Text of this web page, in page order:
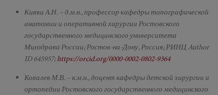
Кивва А.Н. – д.м.н., профессор кафедры топографической
анатомии и оперативной хирургии Ростовского
государственного медицинского университета
Минздрава России; Ростов-на-Дону, Россия; РИНЦ Author
ID 645957;https://orcid.org/0000-0002-0802-9364
Ковалев М.В. – к.м.н., доцент кафедры детской хирургии и
ортопедии Ростовского государственного медицинского